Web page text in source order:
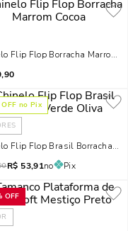
Flip Flop Borracha Marrom
OFF no Pix
Flip Flop Brasil Borracha
R$ 53,91no Pix
OFF